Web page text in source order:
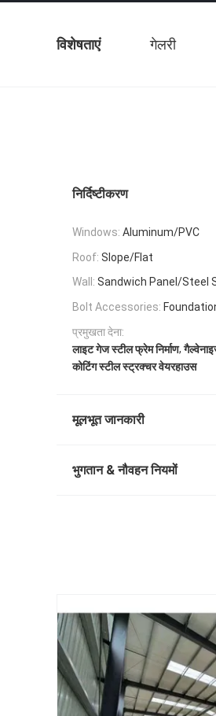
विशेषताएं गेलरी
निर्दिष्टीकरण
Windows: Aluminum/PVC
Roof: Slope/Flat
Wall: Sandwich Panel/Steel
Bolt Accessories:
प्रमुखता देना:
​लाइट गेज स्टील फ्रेम निर्माण,
कोटिंग स्टील स्ट्रक्चर वेयरहाउस
मूलभूत जानकारी
भुगतान & नौवहन नियमों